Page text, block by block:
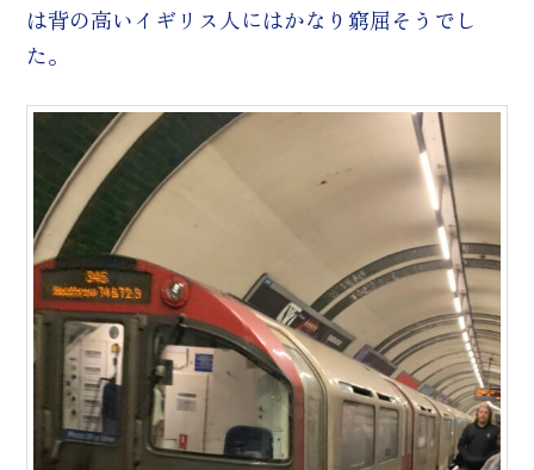
は背の高いイギリス人にはかなり窮屈そうでし
た。